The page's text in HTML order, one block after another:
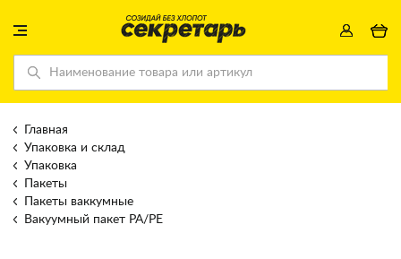
Главная
Упаковка и склад
Упаковка
Пакеты
Пакеты ваккумные
Вакуумный пакет РА/РЕ